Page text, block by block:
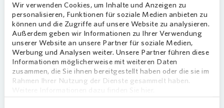
Wir verwenden Cookies, um Inhalte und Anzeigen zu
personalisieren, Funktionen für soziale Medien anbieten zu
können und die Zugriffe auf unsere Website zu analysieren.
Außerdem geben wir Informationen zu Ihrer Verwendung
unserer Website an unsere Partner für soziale Medien,
Werbung und Analysen weiter. Unsere Partner führen diese
Informationen möglicherweise mit weiteren Daten
zusammen, die Sie ihnen bereitgestellt haben oder die sie im
Rahmen Ihrer Nutzung der Dienste gesammelt haben.
„Totholz mit unterschiedlichen Durchmessern
wird gesammelt und gestapelt. Stützpfosten oder
Bandstahl sorgen für den nötigen Halt“,
beschreibt Ulli Pinick, Landschaftsarchitekt von
Vonovia.
Das Projekt „Wilde Stapel“ gehört zu einem